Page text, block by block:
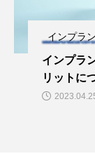
インプラ
インプラ
リットに